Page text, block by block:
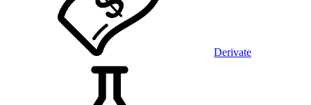
Derivate